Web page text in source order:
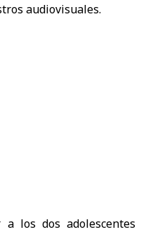
audiovisuales.
los dos adolescentes